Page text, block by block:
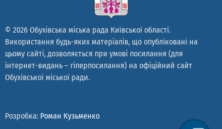
© 2026 Обухівська міська рада Київської області.
Використання будь-яких матеріалів, що опубліковані на
цьому сайті, дозволяється при умові посилання (для
інтернет-видань – гіперпосилання) на офіційний сайт
Обухівської міської ради.
Розробка: Роман Кузьменко